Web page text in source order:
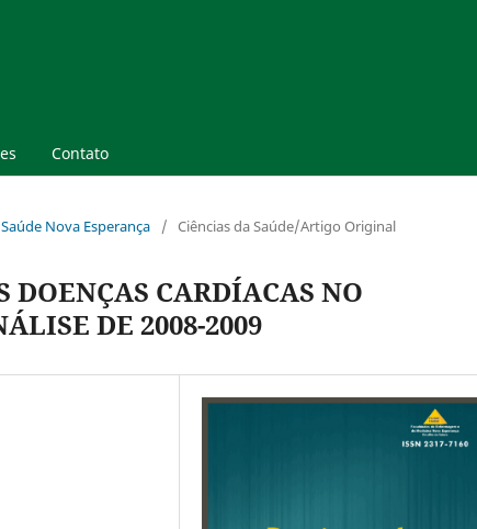
Contato
Nova Esperança / Ciências da Saúde/Artigo Original
CARDÍACAS NO
DE 2008-2009